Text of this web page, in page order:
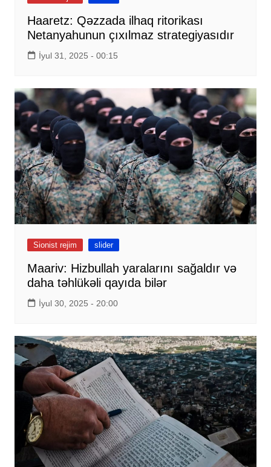
Haaretz: Qəzzada ilhaq ritorikası
Netanyahunun çıxılmaz strategiyasıdır
İyul 31, 2025 - 00:15
Sionist rejim slider
Maariv: Hizbullah yaralarını sağaldır və
daha təhlükəli qayıda bilər
İyul 30, 2025 - 20:00